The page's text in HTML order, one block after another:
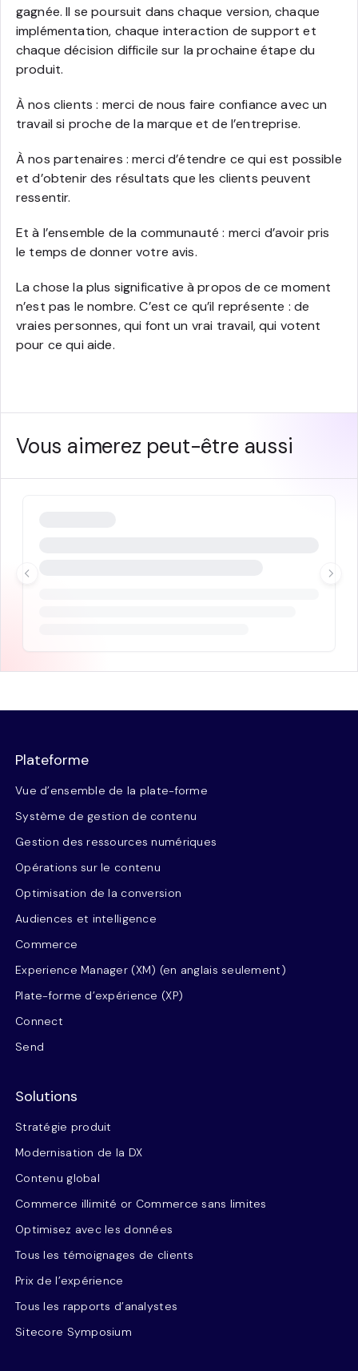
gagnée. Il se poursuit dans chaque version, chaque
implémentation, chaque interaction de support et
chaque décision difficile sur la prochaine étape du
produit.
À nos clients : merci de nous faire confiance avec un
travail si proche de la marque et de l’entreprise.
À nos partenaires : merci d’étendre ce qui est possible
et d’obtenir des résultats que les clients peuvent
ressentir.
Et à l’ensemble de la communauté : merci d’avoir pris
le temps de donner votre avis.
La chose la plus significative à propos de ce moment
n’est pas le nombre. C’est ce qu’il représente : de
vraies personnes, qui font un vrai travail, qui votent
pour ce qui aide.
Vous aimerez peut-être aussi
Plateforme
Vue d’ensemble de la plate-forme
Système de gestion de contenu
Gestion des ressources numériques
Opérations sur le contenu
Optimisation de la conversion
Audiences et intelligence
Commerce
Experience Manager (XM) (en anglais seulement)
Plate-forme d’expérience (XP)
Connect
Send
Solutions
Stratégie produit
Modernisation de la DX
Contenu global
Commerce illimité or Commerce sans limites
Optimisez avec les données
Tous les témoignages de clients
Prix de l’expérience
Tous les rapports d’analystes
Sitecore Symposium